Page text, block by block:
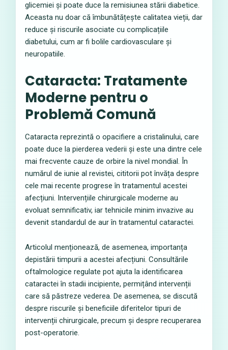
glicemiei și poate duce la remisiunea stării diabetice.
Aceasta nu doar că îmbunătățește calitatea vieții, dar
reduce și riscurile asociate cu complicațiile
diabetului, cum ar fi bolile cardiovasculare și
neuropatiile.
Cataracta: Tratamente
Moderne pentru o
Problemă Comună
Cataracta reprezintă o opacifiere a cristalinului, care
poate duce la pierderea vederii și este una dintre cele
mai frecvente cauze de orbire la nivel mondial. În
numărul de iunie al revistei, cititorii pot învăța despre
cele mai recente progrese în tratamentul acestei
afecțiuni. Intervențiile chirurgicale moderne au
evoluat semnificativ, iar tehnicile minim invazive au
devenit standardul de aur în tratamentul cataractei.
Articolul menționează, de asemenea, importanța
depistării timpurii a acestei afecțiuni. Consultările
oftalmologice regulate pot ajuta la identificarea
cataractei în stadii incipiente, permițând intervenții
care să păstreze vederea. De asemenea, se discută
despre riscurile și beneficiile diferitelor tipuri de
intervenții chirurgicale, precum și despre recuperarea
post-operatorie.